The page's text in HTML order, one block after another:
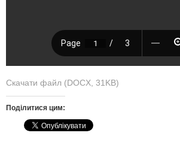
Скачати файл (DOCX, 31KB)
Поділитися цим: